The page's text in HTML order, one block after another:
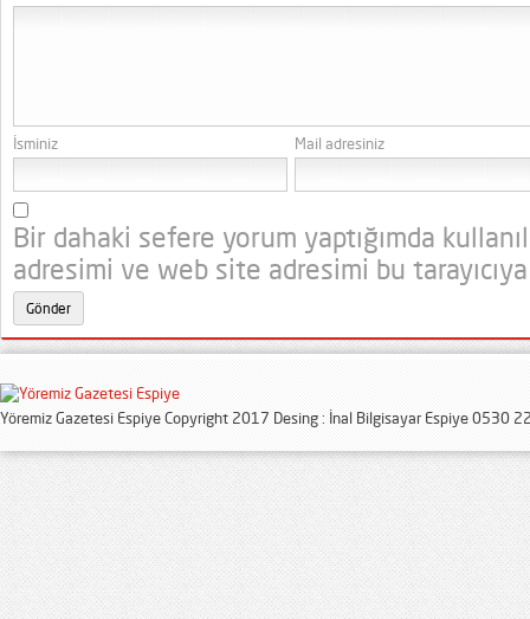
İsminiz Mail adresiniz
Bir dahaki sefere yorum yaptığımda
adresimi ve web site adresimi bu
Yöremiz Gazetesi Espiye Copyright 2017 Desing : İnal Bilgisayar Espiye 0530